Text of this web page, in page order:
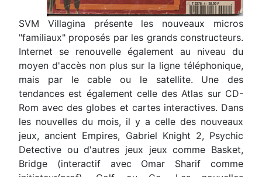
SVM Villagina présente les nouveaux micros
"familiaux" proposés par les grands constructeurs.
Internet se renouvelle également au niveau du
moyen d'accès non plus sur la ligne téléphonique,
mais par le cable ou le satellite. Une des
tendances est également celle des Atlas sur CD-
Rom avec des globes et cartes interactives. Dans
les nouvelles du mois, il y a celle des nouveaux
jeux, ancient Empires, Gabriel Knight 2, Psychic
Detective ou d'autres jeux jeux comme Basket,
Bridge (interactif avec Omar Sharif comme